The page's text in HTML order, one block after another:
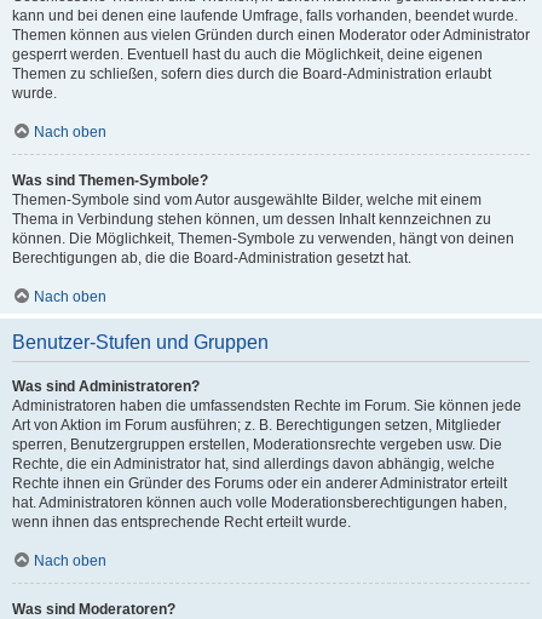
kann und bei denen eine laufende Umfrage, falls vorhanden, beendet wurde.
Themen können aus vielen Gründen durch einen Moderator oder Administrator
gesperrt werden. Eventuell hast du auch die Möglichkeit, deine eigenen
Themen zu schließen, sofern dies durch die Board-Administration erlaubt
wurde.
Nach oben
Was sind Themen-Symbole?
Themen-Symbole sind vom Autor ausgewählte Bilder, welche mit einem
Thema in Verbindung stehen können, um dessen Inhalt kennzeichnen zu
können. Die Möglichkeit, Themen-Symbole zu verwenden, hängt von deinen
Berechtigungen ab, die die Board-Administration gesetzt hat.
Nach oben
Benutzer-Stufen und Gruppen
Was sind Administratoren?
Administratoren haben die umfassendsten Rechte im Forum. Sie können jede
Art von Aktion im Forum ausführen; z. B. Berechtigungen setzen, Mitglieder
sperren, Benutzergruppen erstellen, Moderationsrechte vergeben usw. Die
Rechte, die ein Administrator hat, sind allerdings davon abhängig, welche
Rechte ihnen ein Gründer des Forums oder ein anderer Administrator erteilt
hat. Administratoren können auch volle Moderationsberechtigungen haben,
wenn ihnen das entsprechende Recht erteilt wurde.
Nach oben
Was sind Moderatoren?